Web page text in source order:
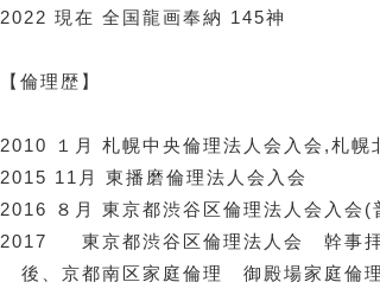
2022 現在 全国龍画奉納 145神
【倫理歴】
2010 １月 札幌中央倫理法人会入会,札幌
2015 11月 東播磨倫理法人会入会
2016 ８月 東京都渋谷区倫理法人会入会(
2017 東京都渋谷区倫理法人会 幹事
後、京都南区家庭倫理 御殿場家庭倫